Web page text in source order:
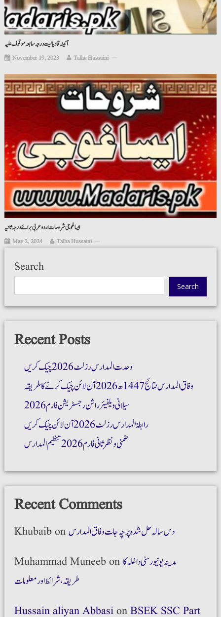
آئینہ قادیانیت درجہ سابعہ موقوف علیہ
November 19, 2023 Talha Hussaini
ایسا غوجی شروحات اردو عربی برائے درجہ ثانیہ
May 2, 2024 Talha Hussaini
Search
Search
Recent Posts
وحدت المدارس رزلٹ 2026 چیک کریں
وفاق المدارس نتائج 1447ھ 2026 آن لائن چیک کرنے کا طریقہ
سیلانی ویلفیئر راشن رجسٹریشن فارم 2026
رابطۃ المدارس رزلٹ 2026 آن لائن چیک کریں
ضمنی و نظر ثانی فارم 2026 تنظیم المدارس
Recent Comments
Khubaibonدس سالہ حل شدہ پرچہ جات وفاق المدارس
Muhammad Muneebon مدینہ یونیورسٹی داخلہ کا
طریقہ،شرائط اور معلومات
Hussain aliyan AbbasionBSEK SSC Part